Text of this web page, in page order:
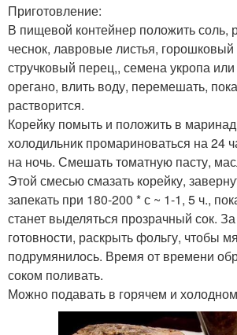
Приготовление:
В пищевой контейнер положить соль,
чеснок, лавровые листья,
стручковый перец,, семена укропа
орегано, влить воду, перемешать,
растворится.
Корейку помыть и положить в
холодильник промариноваться на 24
на ночь. Смешать томатную пасту,
Этой смесью смазать корейку,
запекать при 180-200 * с ~ 1-1, 5 ч.,
станет выделяться прозрачный сок.
готовности, раскрыть фольгу, чтобы
подрумянилось. Время от времени
соком поливать.
Можно подавать в горячем и